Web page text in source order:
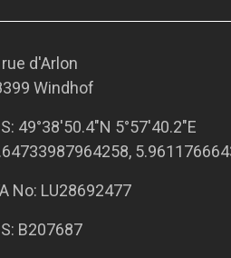
d'Arlon
Windhof
49°38'50.4"N 5°57'40.2"E
No: LU28692477
B207687